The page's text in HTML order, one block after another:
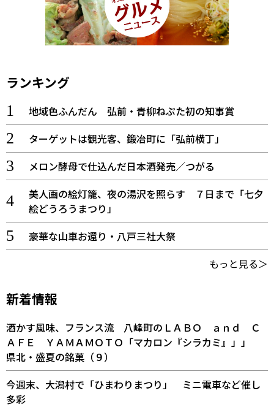
ランキング
地域色ふんだん 弘前・青柳ねぷた初の知事賞
ターゲットは観光客、鍛冶町に「弘前横丁」
メロン酵母で仕込んだ日本酒発売／つがる
美人画の絵灯籠、夜の湯沢を照らす ７日まで「七夕
絵どうろうまつり」
豪華な山車お還り・八戸三社大祭
もっと見る＞
新着情報
酒かす風味、フランス流 八峰町のＬＡＢＯ ａｎｄ Ｃ
ＡＦＥ ＹＡＭＡＭＯＴＯ「マカロン『シラカミ』」」
県北・盛夏の銘菓（９）
今週末、大潟村で「ひまわりまつり」 ミニ電車など催し
多彩